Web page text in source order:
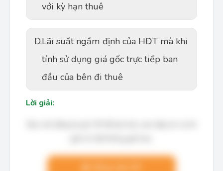
với kỳ hạn thuê
D.Lãi suất ngầm định của HĐT mà khi
tính sử dụng giá gốc trực tiếp ban
đầu của bên đi thuê
Lời giải: